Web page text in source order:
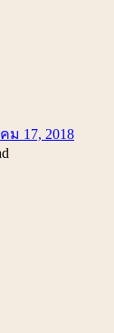
ม 17, 2018